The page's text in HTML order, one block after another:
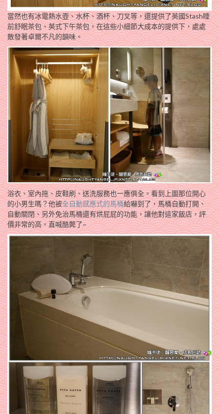
當然也有冰電熱水壺、水杯、酒杯、刀叉等，還提供了英國Stash睡
前舒眠茶包、英式下午茶包，在這些小細節大成本的提供下，處處
散發著卓爾不凡的韻味。
浴衣、室內拖、皮鞋刷、送洗服務也一應俱全。看到上圖那位開心
的小男生嗎？他被全自動感應式的馬桶給嚇到了，馬桶自動打開、
自動關閉、另外免治馬桶還有烘屁屁的功能，讓他對這家飯店，評
價非常的高，直喊酷斃了~